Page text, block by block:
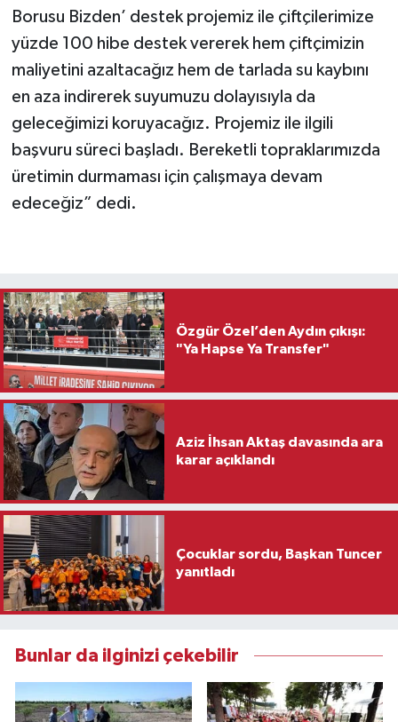
Borusu Bizden’ destek projemiz ile çiftçilerimize
yüzde 100 hibe destek vererek hem çiftçimizin
maliyetini azaltacağız hem de tarlada su kaybını
en aza indirerek suyumuzu dolayısıyla da
geleceğimizi koruyacağız. Projemiz ile ilgili
başvuru süreci başladı. Bereketli topraklarımızda
üretimin durmaması için çalışmaya devam
edeceğiz” dedi.
Özgür Özel’den Aydın çıkışı:
"Ya Hapse Ya Transfer"
Aziz İhsan Aktaş davasında ara
karar açıklandı
Çocuklar sordu, Başkan Tuncer
yanıtladı
Bunlar da ilginizi çekebilir